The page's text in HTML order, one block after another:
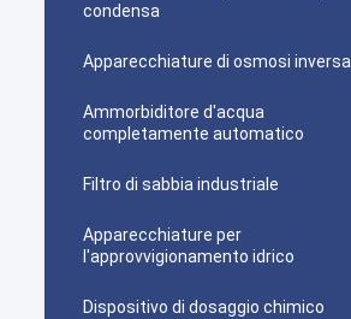
condensa
Apparecchiature di osmosi inversa
Ammorbiditore d'acqua
completamente automatico
Filtro di sabbia industriale
Apparecchiature per
l'approvvigionamento idrico
Dispositivo di dosaggio chimico